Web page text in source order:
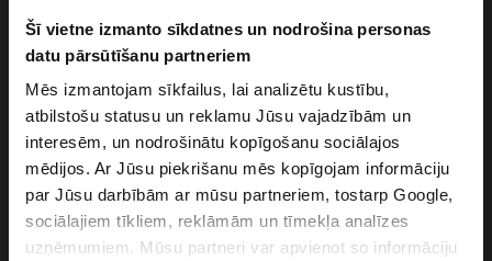
Šī vietne izmanto sīkdatnes un nodrošina personas
datu pārsūtīšanu partneriem
Mēs izmantojam sīkfailus, lai analizētu kustību,
atbilstošu statusu un reklamu Jūsu vajadzībām un
interesēm, un nodrošinātu kopīgošanu sociālajos
mēdijos. Ar Jūsu piekrišanu mēs kopīgojam informāciju
par Jūsu darbībām ar mūsu partneriem, tostarp Google,
sociālajiem tīkliem, reklāmām un tīmekļa analīzes
uzņēmumiem. Mūsu partneri var apvienot so informāciju